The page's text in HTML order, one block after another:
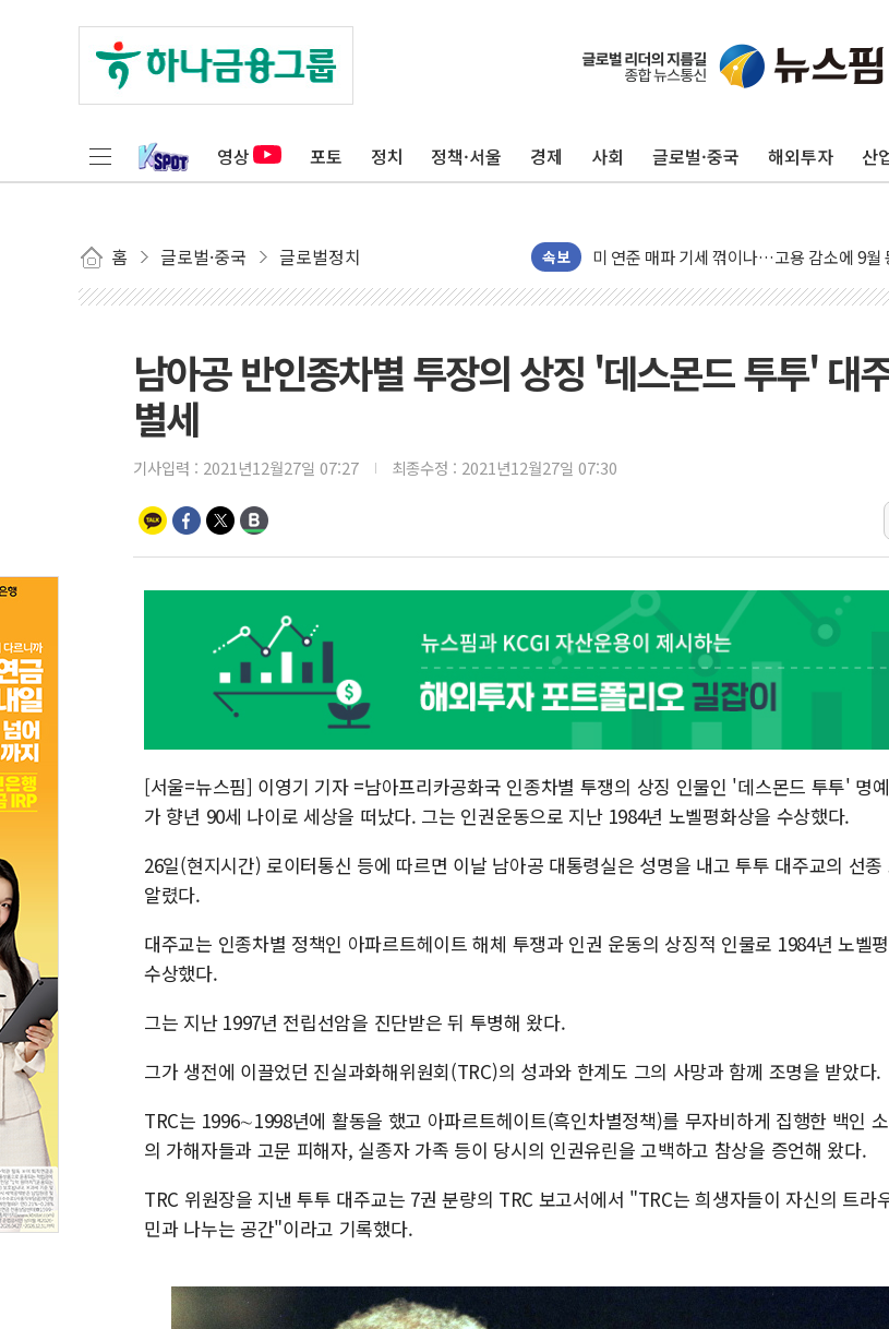
영상 포토 정치 정책·서울 경제 사회 글로벌·중국 해외투자 산
홈 글로벌·중국 글로벌정치 속보
민주, 오늘 제주·인천 경선 결과 발표...'김민
한상협, 업계 개인정보 보안 새판 짠다…'자
트럼프, 쿡 연준 이사 해임 재추진…"26일까
유럽증시, 美 고용 예상 밖 부진에 연준 금
[종합] 이슬람 수니파 3국, '공동방위협정'
트럼프, 백신·자폐증 행정명령 검토…"이르
이란 핵심 원유 수출항 '하르그섬', 최근 1주
美 고용 쇼크에 엔화 장중 급등…시장은 "또
[사진] 이슬람 수니파 3개국, 공동방위협정
뉴욕증시 개장 전 특징주...아틀라시안·클
트럼프 "금리 내려야"…파월 때와 달리 워시
특정 정치인 측근 포항시 정책특보 내정설...
李 "해남 태양광, 대한민국 다음 100년 밑거
남아공 반인종차별 투장의 상징 '데스몬드 투투' 대
별세
기사입력 : 2021년12월27일 07:27 최종수정 : 2021년12월27일 07:30
[서울=뉴스핌] 이영기 기자 =남아프리카공화국 인종차별 투쟁의 상징 인물인 '데스몬드 투투' 명
가 향년 90세 나이로 세상을 떠났다. 그는 인권운동으로 지난 1984년 노벨평화상을 수상했다.
26일(현지시간) 로이터통신 등에 따르면 이날 남아공 대통령실은 성명을 내고 투투 대주교의 선종
알렸다.
대주교는 인종차별 정책인 아파르트헤이트 해체 투쟁과 인권 운동의 상징적 인물로 1984년 노벨
수상했다.
그는 지난 1997년 전립선암을 진단받은 뒤 투병해 왔다.
그가 생전에 이끌었던 진실과화해위원회(TRC)의 성과와 한계도 그의 사망과 함께 조명을 받았다.
TRC는 1996∼1998년에 활동을 했고 아파르트헤이트(흑인차별정책)를 무자비하게 집행한 백인
의 가해자들과 고문 피해자, 실종자 가족 등이 당시의 인권유린을 고백하고 참상을 증언해 왔다.
TRC 위원장을 지낸 투투 대주교는 7권 분량의 TRC 보고서에서 "TRC는 희생자들이 자신의 트라
민과 나누는 공간"이라고 기록했다.